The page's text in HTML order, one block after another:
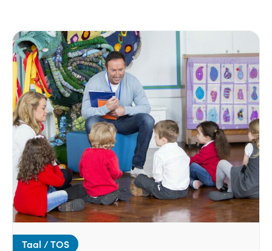
Taal / TOS